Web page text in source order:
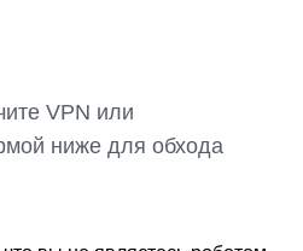
VPN или
ниже для обхода